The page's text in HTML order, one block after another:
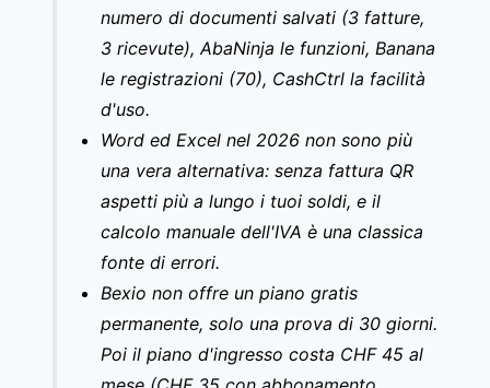
numero di documenti salvati (3 fatture,
3 ricevute), AbaNinja le funzioni, Banana
le registrazioni (70), CashCtrl la facilità
d'uso.
Word ed Excel nel 2026 non sono più
una vera alternativa: senza fattura QR
aspetti più a lungo i tuoi soldi, e il
calcolo manuale dell'IVA è una classica
fonte di errori.
Bexio non offre un piano gratis
permanente, solo una prova di 30 giorni.
Poi il piano d'ingresso costa CHF 45 al